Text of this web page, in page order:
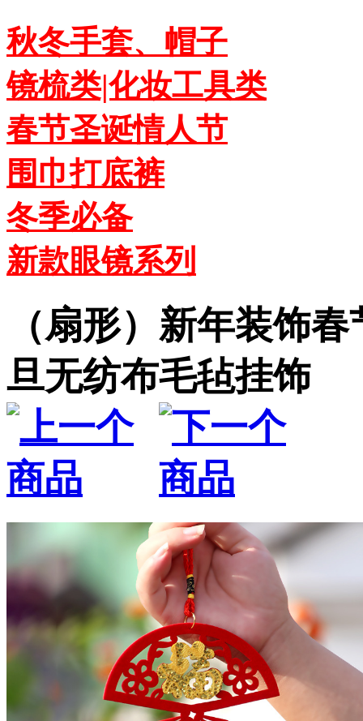
秋冬手套、帽子
镜梳类|化妆工具类
春节圣诞情人节
围巾打底裤
冬季必备
新款眼镜系列
（扇形）新年装饰
旦无纺布毛毡挂饰